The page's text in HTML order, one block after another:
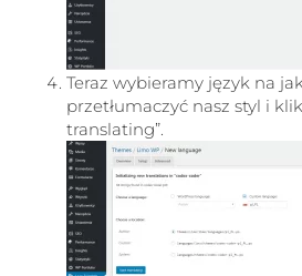
Teraz wybieramy język na
przetłumaczyć nasz styl i
translating”.